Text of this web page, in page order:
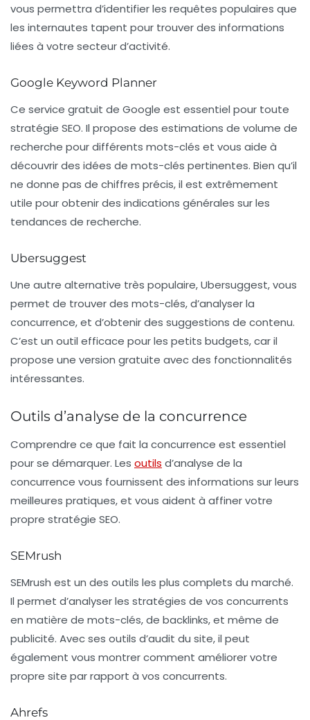
vous permettra d’identifier les requêtes populaires que
les internautes tapent pour trouver des informations
liées à votre secteur d’activité.
Google Keyword Planner
Ce service gratuit de Google est essentiel pour toute
stratégie SEO. Il propose des estimations de volume de
recherche pour différents mots-clés et vous aide à
découvrir des idées de mots-clés pertinentes. Bien qu’il
ne donne pas de chiffres précis, il est extrêmement
utile pour obtenir des indications générales sur les
tendances de recherche.
Ubersuggest
Une autre alternative très populaire,Ubersuggest, vous
permet de trouver des mots-clés, d’analyser la
concurrence, et d’obtenir des suggestions de contenu.
C’est un outil efficace pour les petits budgets, car il
propose une version gratuite avec des fonctionnalités
intéressantes.
Outils d’analyse de la concurrence
Comprendre ce que fait la concurrence est essentiel
pour se démarquer. Les outils d’analyse de la
concurrence vous fournissent des informations sur leurs
meilleures pratiques, et vous aident à affiner votre
propre stratégie SEO.
SEMrush
SEMrush est un des outils les plus complets du marché.
Il permet d’analyser les stratégies de vos concurrents
en matière de mots-clés, de backlinks, et même de
publicité. Avec ses outils d’audit du site, il peut
également vous montrer comment améliorer votre
propre site par rapport à vos concurrents.
Ahrefs